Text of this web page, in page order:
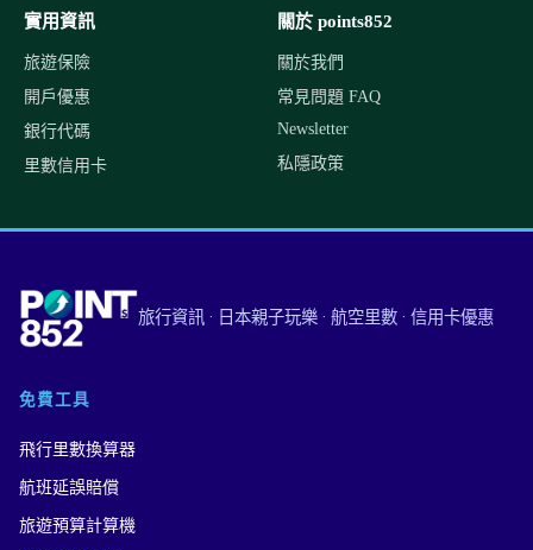
實用資訊
旅遊保險
開戶優惠
銀行代碼
里數信用卡
關於 points852
關於我們
常見問題 FAQ
Newsletter
私隱政策
旅行資訊 · 日本親子玩樂 · 航空里數 · 信用卡優惠
免費工具
飛行里數換算器
航班延誤賠償
旅遊預算計算機